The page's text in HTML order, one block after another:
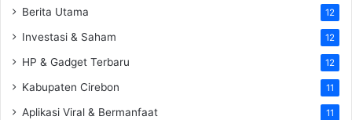
Berita Utama 12
Investasi & Saham 12
HP & Gadget Terbaru 12
Kabupaten Cirebon 11
Aplikasi Viral & Bermanfaat 11